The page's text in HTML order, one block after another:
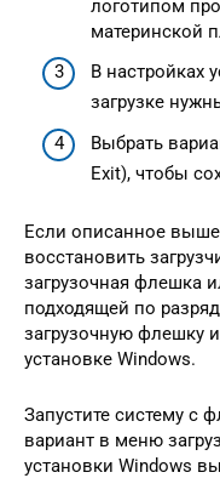
логотипом
материнской
В настройках
загрузке
Выбрать
Exit), чтобы
Если описанное
восстановить
загрузочная флешка
подходящей по
загрузочную флешку
установке Windows.
Запустите систему с
вариант в меню
установки Windows